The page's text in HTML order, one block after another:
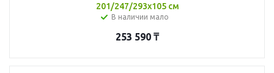
201/247/293x105 см
В наличии мало
253 590 ₸